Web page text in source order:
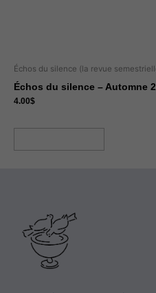
Échos du silence (la revue
Échos du silence – Automne
4.00$